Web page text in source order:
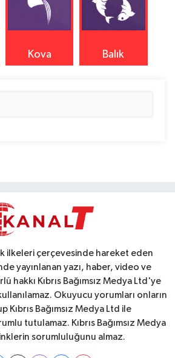
Kova Balık
ilkeleri çerçevesinde hareket eden
yayınlanan yazı, haber, video ve
hakkı Kıbrıs Bağımsız Medya Ltd'ye
Okuyucu yorumları onların
Kıbrıs Bağımsız Medya Ltd ile
tutulamaz. Kıbrıs Bağımsız Medya
sorumluluğunu almaz.